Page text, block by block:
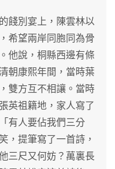
餞別宴上，陳雲林以
希望兩岸同胞同為骨
他說，桐縣西邊有條
朝康熙年間，當時葉
雙方互不相讓。當時
英祖籍地，家人寫了
有人要佔我們三分
，提筆寫了一首詩，
三尺又何妨？萬裏長